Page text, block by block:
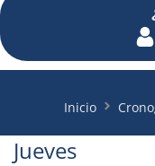
Inicio
Jueves